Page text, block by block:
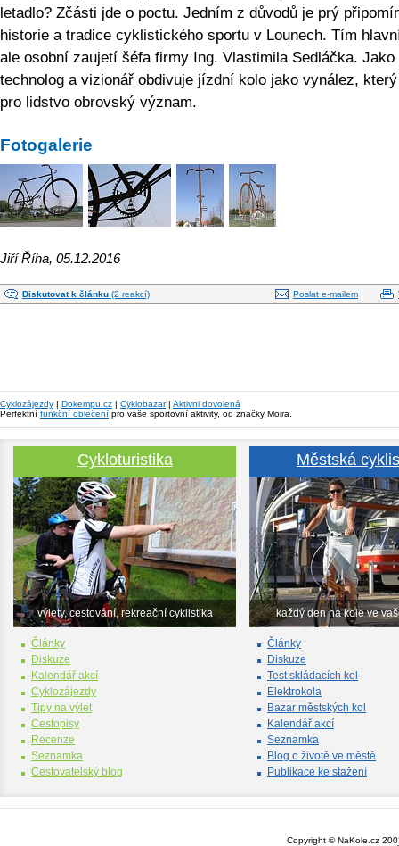
letadlo? Zčásti jde o poctu. Jedním z důvodů je prý
historie a tradice cyklistického sportu v Lounech. Tím
ale osobní zaujetí šéfa firmy Ing. Vlastimila Sedláčka. Jako
technolog a vizionář obdivuje jízdní kolo jako vynález,
pro lidstvo obrovský význam.
Fotogalerie
Jiří Říha, 05.12.2016
Diskutovat k článku (2 reakcí) Poslat e-mailem
Cyklozájezdy | Dokempu.cz | Cyklobazar| Aktivni dovolená
Perfektní funkční oblečení pro vaše sportovní aktivity, od značky Moira.
Cykloturistika
výlety, cestování, rekreační cyklistika
Články
Diskuze
Kalendář akcí
Cyklozájezdy
Tipy na výlet
Cestopisy
Recenze
Seznamka
Cestovatelský blog
Městská
každý den na kole ve
Články
Diskuze
Test skládacích kol
Elektrokola
Bazar městských kol
Kalendář akcí
Seznamka
Blog o životě ve městě
Publikace ke stažení
Copyright © NaKole.cz